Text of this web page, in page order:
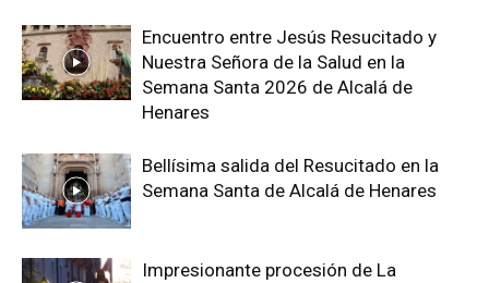
Encuentro entre Jesús Resucitado y
Nuestra Señora de la Salud en la
Semana Santa 2026 de Alcalá de
Henares
Bellísima salida del Resucitado en la
Semana Santa de Alcalá de Henares
Impresionante procesión de La